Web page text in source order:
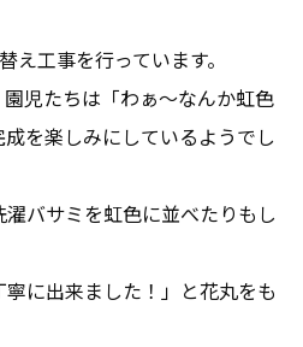
え工事を行っています。
児たちは「わぁ～なんか虹色
を楽しみにしているようでし
バサミを虹色に並べたりもし
に出来ました！」と花丸をも